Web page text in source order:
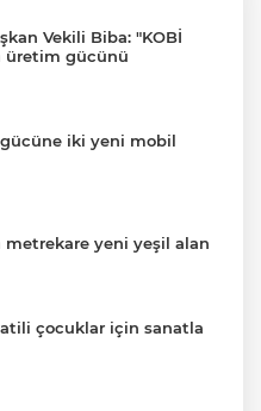
Vekili Biba: "KOBİ
üretim gücünü
iki yeni mobil
metrekare yeni yeşil alan
çocuklar için sanatla